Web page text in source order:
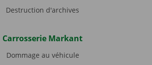
Destruction d'archives
Carrosserie Markant
Dommage au véhicule